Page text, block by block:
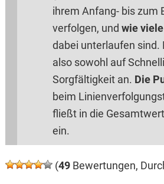
ihrem Anfang- bis zum
verfolgen, und wie
dabei unterlaufen sind.
also sowohl auf
Sorgfältigkeit an. Die
beim
fließt in die
ein.
(49Bewertungen,